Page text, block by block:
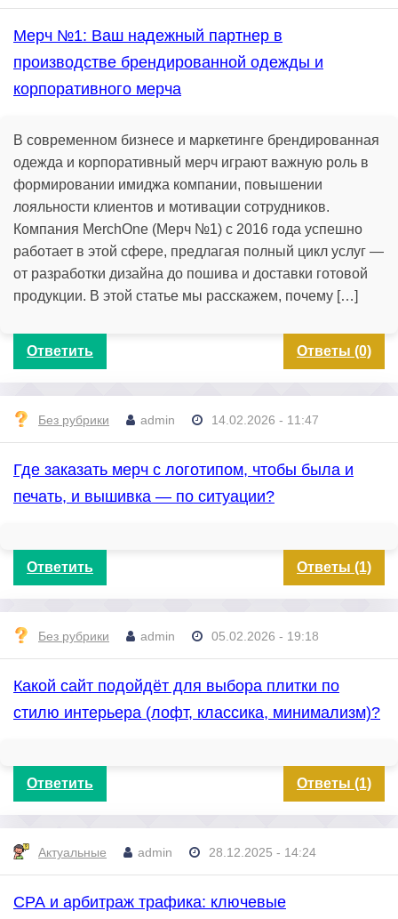
Мерч №1: Ваш надежный партнер в
производстве брендированной одежды и
корпоративного мерча
В современном бизнесе и маркетинге брендированная
одежда и корпоративный мерч играют важную роль в
формировании имиджа компании, повышении
лояльности клиентов и мотивации сотрудников.
Компания MerchOne (Мерч №1) с 2016 года успешно
работает в этой сфере, предлагая полный цикл услуг —
от разработки дизайна до пошива и доставки готовой
продукции. В этой статье мы расскажем, почему […]
Ответить Ответы (0)
Без рубрики admin 14.02.2026 - 11:47
Где заказать мерч с логотипом, чтобы была и
печать, и вышивка — по ситуации?
Ответить Ответы (1)
Без рубрики admin 05.02.2026 - 19:18
Какой сайт подойдёт для выбора плитки по
стилю интерьера (лофт, классика, минимализм)?
Ответить Ответы (1)
Актуальные admin 28.12.2025 - 14:24
СРА и арбитраж трафика: ключевые